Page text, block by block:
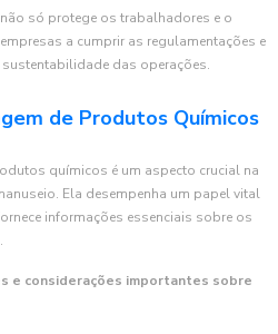
só protege os trabalhadores e o
a cumprir as regulamentações e
das operações.
de Produtos Químicos
químicos é um aspecto crucial na
Ela desempenha um papel vital
informações essenciais sobre os
e considerações importantes sobre